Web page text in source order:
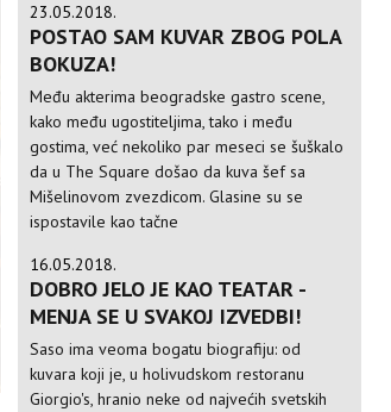
23.05.2018.
POSTAO SAM KUVAR ZBOG POLA
BOKUZA!
Među akterima beogradske gastro scene,
kako među ugostiteljima, tako i među
gostima, već nekoliko par meseci se šuškalo
da u The Square došao da kuva šef sa
Mišelinovom zvezdicom. Glasine su se
ispostavile kao tačne
16.05.2018.
DOBRO JELO JE KAO TEATAR -
MENJA SE U SVAKOJ IZVEDBI!
Saso ima veoma bogatu biografiju: od
kuvara koji je, u holivudskom restoranu
Giorgio's, hranio neke od najvećih svetskih